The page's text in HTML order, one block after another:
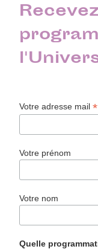
Votre adresse mail*
Votre prénom
Votre nom
Quelle